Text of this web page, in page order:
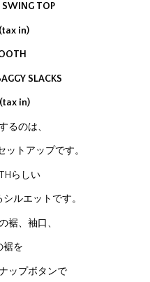
SWING TOP
in)
SLACKS
in)
るのは、
ットアップです。
らしい
ルエットです。
裾、袖口、
裾を
ップボタンで